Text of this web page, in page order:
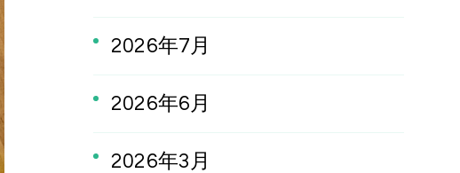
2026年7月
2026年6月
2026年3月